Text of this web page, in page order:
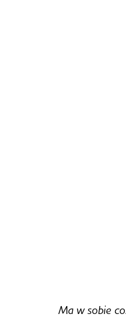
Ma w sobie